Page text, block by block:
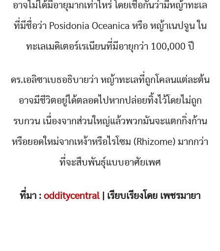
อาจไม่ได้มีอายุมากเท่าไหร่ โดยเชื่อกันว่ามีหญ้าทะเล
ที่มีชื่อว่า Posidonia Oceanica หรือ หญ้าเนปจูน ใน
ทะเลเมดิเตอร์เรเนียนที่มีอายุกว่า 100,000 ปี
ดร.เอลิซาเบธอธิบายว่า หญ้าทะเลที่ถูกโคลนแต่ละต้น
อาจมีชีวิตอยู่ได้ตลอดไปหากปล่อยทิ้งไว้โดยไม่ถูก
รบกวน เนื่องจากส่วนใหญ่แล้วพวกมันจะแตกกิ่งก้าน
หรือยอดใหม่จากเหง้าหรือไรโซม (Rhizome) มากกว่า
ที่จะสืบพันธุ์แบบอาศัยเพศ
ที่มา : odditycentral | เรียบเรียงโดย เพชรมายา